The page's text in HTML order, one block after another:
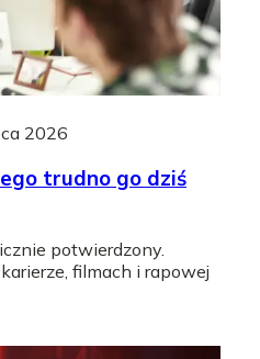
2026
trudno go dziś
potwierdzony.
filmach i rapowej